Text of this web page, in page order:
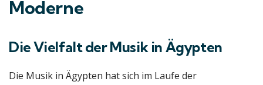
Moderne
Die Vielfalt der Musik in Ägypten
Die Musik in Ägypten hat sich im Laufe der